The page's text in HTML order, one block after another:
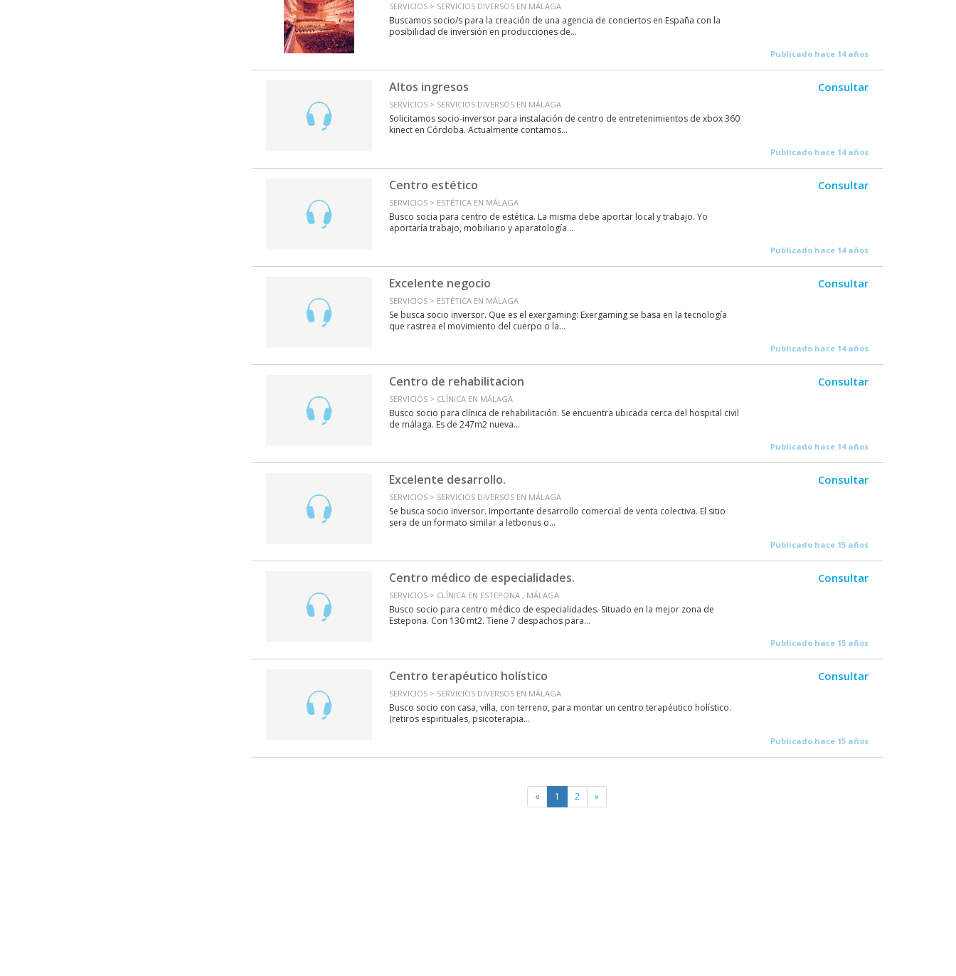
SERVICIOS > SERVICIOS DIVERSOS EN MÁLAGA
Buscamos socio/s para la creación de una agencia de conciertos en España con la
posibilidad de inversión en producciones de...
Publicado hace 14 años
Altos ingresos
SERVICIOS > SERVICIOS DIVERSOS EN MÁLAGA
Solicitamos socio-inversor para instalación de centro de entretenimientos de xbox 360
kinect en Córdoba. Actualmente contamos...
Consultar
Publicado hace 14 años
Centro estético
SERVICIOS > ESTÉTICA EN MÁLAGA
Busco socia para centro de estética. La misma debe aportar local y trabajo. Yo
aportaría trabajo, mobiliario y aparatología...
Consultar
Publicado hace 14 años
Excelente negocio
SERVICIOS > ESTÉTICA EN MÁLAGA
Se busca socio inversor. Que es el exergaming: Exergaming se basa en la tecnología
que rastrea el movimiento del cuerpo o la...
Consultar
Publicado hace 14 años
Centro de rehabilitacion
SERVICIOS > CLÍNICA EN MÁLAGA
Busco socio para clínica de rehabilitación. Se encuentra ubicada cerca del hospital civil
de málaga. Es de 247m2 nueva...
Consultar
Publicado hace 14 años
Excelente desarrollo.
SERVICIOS > SERVICIOS DIVERSOS EN MÁLAGA
Se busca socio inversor. Importante desarrollo comercial de venta colectiva. El sitio
sera de un formato similar a letbonus o...
Consultar
Publicado hace 15 años
Centro médico de especialidades.
SERVICIOS > CLÍNICA EN ESTEPONA , MÁLAGA
Busco socio para centro médico de especialidades. Situado en la mejor zona de
Estepona. Con 130 mt2. Tiene 7 despachos para...
Consultar
Publicado hace 15 años
Centro terapéutico holístico
SERVICIOS > SERVICIOS DIVERSOS EN MÁLAGA
Busco socio con casa, villa, con terreno, para montar un centro terapéutico holístico.
(retiros espirituales, psicoterapia...
Consultar
Publicado hace 15 años
« 1 2 »